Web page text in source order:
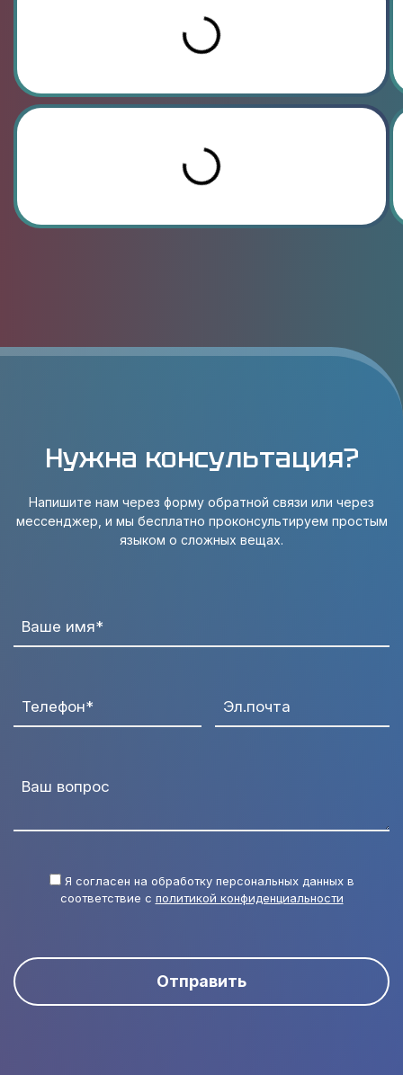
Нужна консультация?
Напишите нам через форму обратной связи или через
мессенджер, и мы бесплатно проконсультируем простым
языком о сложных вещах.
Ваше имя*
Телефон* Эл.почта
Ваш вопрос
Я согласен на обработку персональных данных в
соответствие с политикой конфиденциальности
Отправить